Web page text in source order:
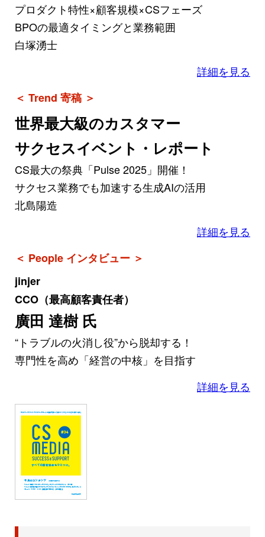
プロダクト特性×顧客規模×CSフェーズ
BPOの最適タイミングと業務範囲
白塚湧士
詳細を見る
＜ Trend 寄稿 ＞
世界最大級のカスタマー
サクセスイベント・レポート
CS最大の祭典「Pulse 2025」開催！
サクセス業務でも加速する生成AIの活用
北島陽造
詳細を見る
＜ People インタビュー ＞
jinjer
CCO（最高顧客責任者）
廣田 達樹 氏
“トラブルの火消し役”から脱却する！
専門性を高め「経営の中核」を目指す
詳細を見る